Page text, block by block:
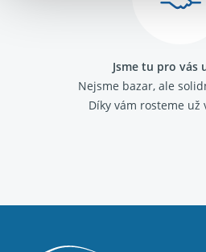
Fiat Panda 1986 - 2003
Fiat Punto 1993 - 1999
Fiat Punto 1999 - 2010
Fiat Tipo 1988 - 1995
Jsme tu pro vás
Nejsme bazar, ale
Díky vám rosteme už